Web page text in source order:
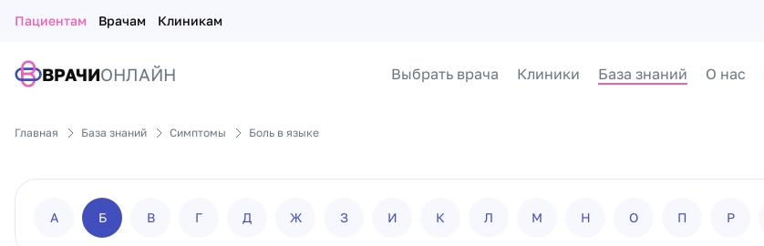
Пациентам Врачам Клиникам
ВРАЧИОНЛАЙН Выбрать врача Клиники База знаний О нас
Главная База знаний Симптомы Боль в языке
А Б В Г Д Ж З И К Л М Н О П Р